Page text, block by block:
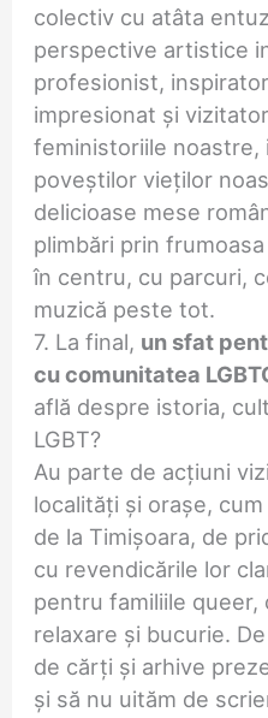
colectiv cu atâta
perspective artistice
profesionist,
impresionat și
feministoriile noastre,
poveștilor vieților
delicioase mese
plimbări prin
în centru, cu parcuri,
muzică peste tot.
7. La final, un sfat
cu comunitatea
află despre istoria,
LGBT?
Au parte de acțiuni
localități și orașe,
de la Timişoara, de
cu revendicările lor
pentru familiile queer,
relaxare și bucurie.
de cărți și arhive
și să nu uităm de